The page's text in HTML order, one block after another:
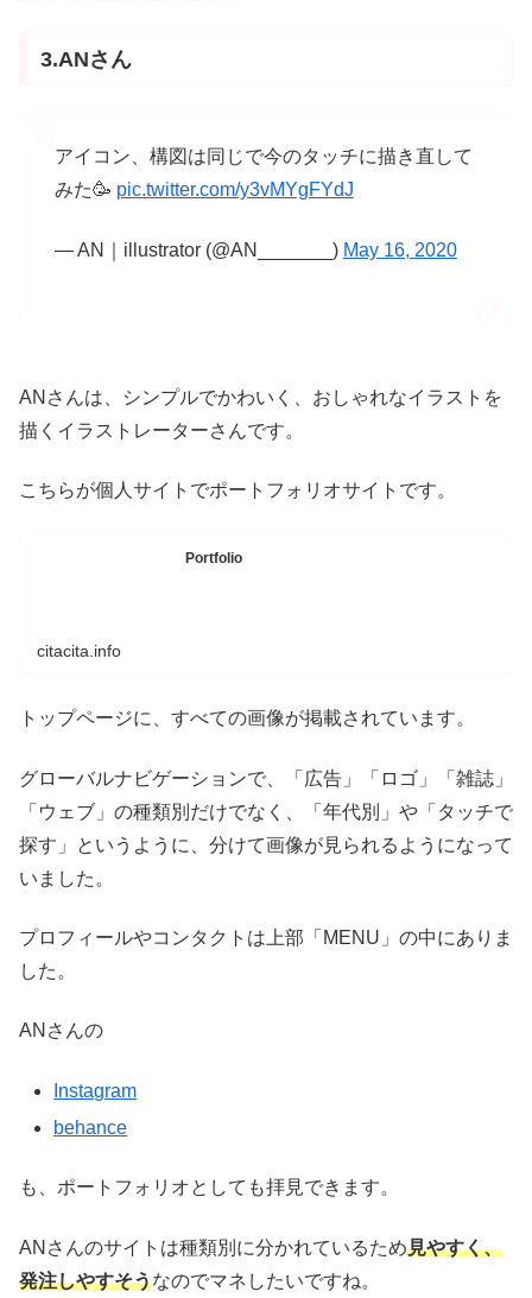
3.ANさん
アイコン、構図は同じで今のタッチに描き直して
みた🥳 pic.twitter.com/y3vMYgFYdJ
— AN｜illustrator (@AN_______) May 16, 2020
ANさんは、シンプルでかわいく、おしゃれなイラストを
描くイラストレーターさんです。
こちらが個人サイトでポートフォリオサイトです。
Portfolio
citacita.info
トップページに、すべての画像が掲載されています。
グローバルナビゲーションで、「広告」「ロゴ」「雑誌」
「ウェブ」の種類別だけでなく、「年代別」や「タッチで
探す」というように、分けて画像が見られるようになって
いました。
プロフィールやコンタクトは上部「MENU」の中にありま
した。
ANさんの
Instagram
behance
も、ポートフォリオとしても拝見できます。
ANさんのサイトは種類別に分かれているため見やすく、
発注しやすそうなのでマネしたいですね。